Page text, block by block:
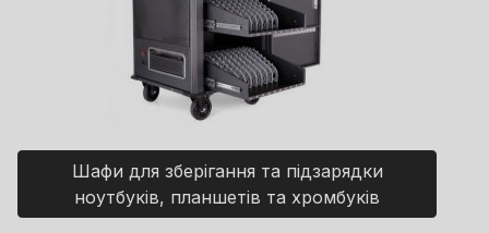
Шафи для зберігання та підзарядки
ноутбуків, планшетів та хромбуків